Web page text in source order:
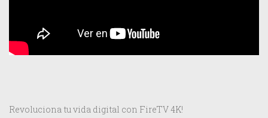
Revoluciona tu vida digital con FireTV 4K!